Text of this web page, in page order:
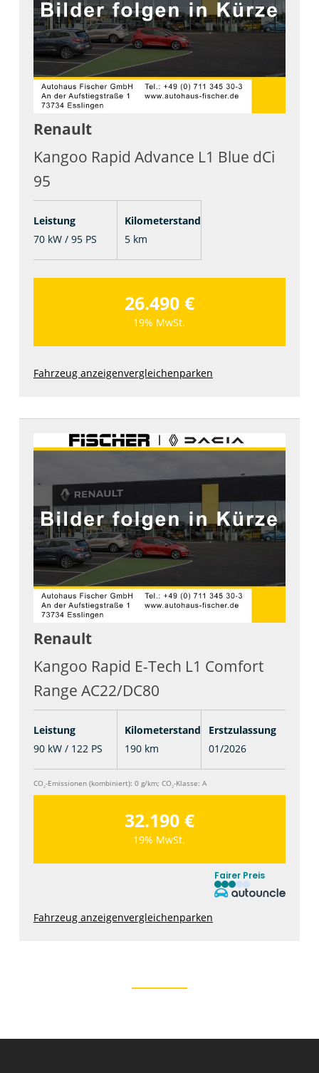
Renault
Kangoo Rapid Advance L1 Blue dCi
95
Leistung
70 kW / 95 PS
Kilometerstand
5 km
26.490 €
19% MwSt.
Fahrzeug anzeigenvergleichenparken
Renault
Kangoo Rapid E-Tech L1 Comfort
Range AC22/DC80
Leistung
90 kW / 122 PS
Kilometerstand
190 km
Erstzulassung
01/2026
CO2-Emissionen (kombiniert): 0 g/km; CO2-Klasse: A
32.190 €
19% MwSt.
Fairer Preis
Fahrzeug anzeigenvergleichenparken